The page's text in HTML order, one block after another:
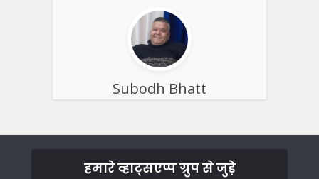
Subodh Bhatt
हमारे व्हाट्सएप्प ग्रुप से जुड़े